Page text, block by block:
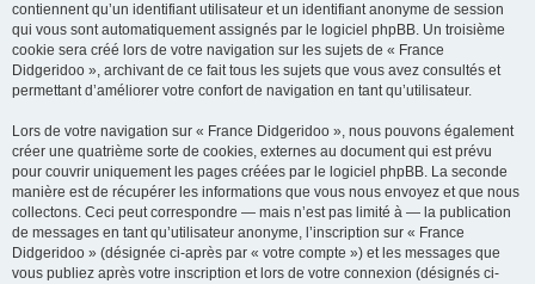
contiennent qu’un identifiant utilisateur et un identifiant anonyme de session
qui vous sont automatiquement assignés par le logiciel phpBB. Un troisième
cookie sera créé lors de votre navigation sur les sujets de « France
Didgeridoo », archivant de ce fait tous les sujets que vous avez consultés et
permettant d’améliorer votre confort de navigation en tant qu’utilisateur.
Lors de votre navigation sur « France Didgeridoo », nous pouvons également
créer une quatrième sorte de cookies, externes au document qui est prévu
pour couvrir uniquement les pages créées par le logiciel phpBB. La seconde
manière est de récupérer les informations que vous nous envoyez et que nous
collectons. Ceci peut correspondre — mais n’est pas limité à — la publication
de messages en tant qu’utilisateur anonyme, l’inscription sur « France
Didgeridoo » (désignée ci-après par « votre compte ») et les messages que
vous publiez après votre inscription et lors de votre connexion (désignés ci-